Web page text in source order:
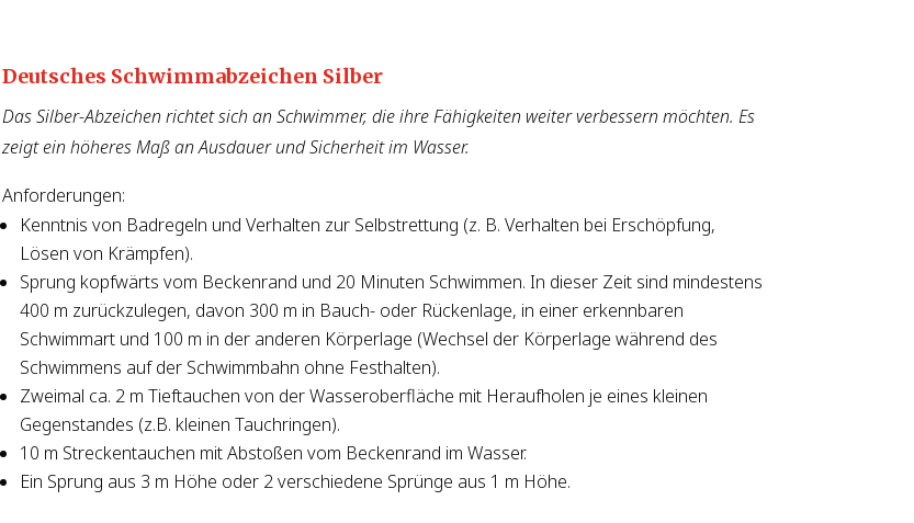
Deutsches Schwimmabzeichen Silber
Das Silber-Abzeichen richtet sich an Schwimmer, die ihre Fähigkeiten weiter verbessern möchten. Es
zeigt ein höheres Maß an Ausdauer und Sicherheit im Wasser.
Anforderungen:
Kenntnis von Badregeln und Verhalten zur Selbstrettung (z. B. Verhalten bei Erschöpfung,
Lösen von Krämpfen).
Sprung kopfwärts vom Beckenrand und 20 Minuten Schwimmen. In dieser Zeit sind mindestens
400 m zurückzulegen, davon 300 m in Bauch- oder Rückenlage, in einer erkennbaren
Schwimmart und 100 m in der anderen Körperlage (Wechsel der Körperlage während des
Schwimmens auf der Schwimmbahn ohne Festhalten).
Zweimal ca. 2 m Tieftauchen von der Wasseroberfläche mit Heraufholen je eines kleinen
Gegenstandes (z.B. kleinen Tauchringen).
10 m Streckentauchen mit Abstoßen vom Beckenrand im Wasser.
Ein Sprung aus 3 m Höhe oder 2 verschiedene Sprünge aus 1 m Höhe.